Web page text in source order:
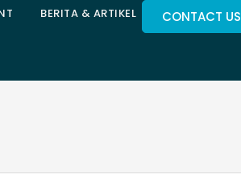
BERITA & ARTIKEL CONTACT US